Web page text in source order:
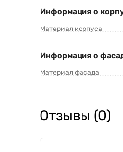
Информация о
Материал корпуса
Информация о
Материал фасада
Отзывы (0)